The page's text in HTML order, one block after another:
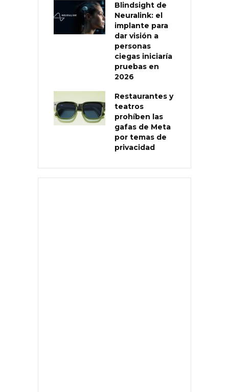
Blindsight de
Neuralink: el
implante para
dar visión a
personas
ciegas iniciaría
pruebas en
2026
Restaurantes y
teatros
prohíben las
gafas de Meta
por temas de
privacidad